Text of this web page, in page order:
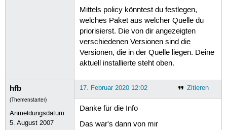
146
147
148
149
150
151
152
154
155
156
157
159
Mittels policy könntest du festlegen,
welches Paket aus welcher Quelle du
priorisierst. Die von dir angezeigten
verschiedenen Versionen sind die
Versionen, die in der Quelle liegen. Deine
aktuell installierte steht oben.
hfb
(Themenstarter)
Anmeldungsdatum:
5. August 2007
Zitieren
17. Februar 2020 12:02
Danke für die Info
Das war's dann von mir